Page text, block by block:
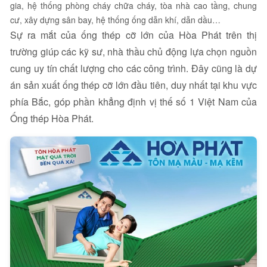
gia, hệ thống phòng cháy chữa cháy, tòa nhà cao tầng, chung
cư, xây dựng sân bay, hệ thống ống dẫn khí, dẫn dầu…
Sự ra mắt của ống thép cỡ lớn của Hòa Phát trên thị
trường giúp các kỹ sư, nhà thầu chủ động lựa chọn nguồn
cung uy tín chất lượng cho các công trình. Đây cũng là dự
án sản xuất ống thép cỡ lớn đầu tiên, duy nhất tại khu vực
phía Bắc, góp phần khẳng định vị thế số 1 Việt Nam của
Ống thép Hòa Phát.